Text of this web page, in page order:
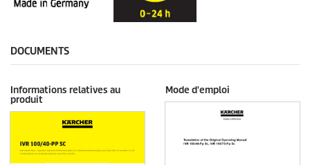
DOCUMENTS
Informations relatives au
produit
Mode d'emploi